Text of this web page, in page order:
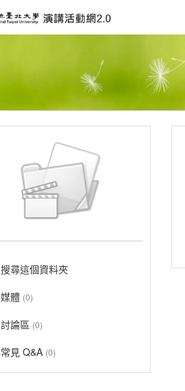
搜尋這個資料夾
媒體 (0)
討論區 (0)
常見 Q&A (0)